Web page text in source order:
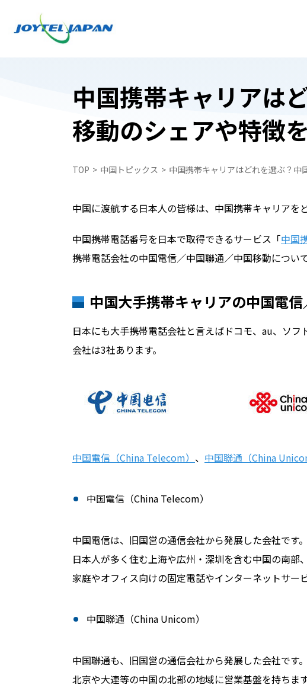
日本でお受け取り
WiFiレンタルプラン受取・返却
中国スマートフォンレンタル・中国どこでも
中国携帯電話番号SIM
申込フォーム
日本でお受け取り
中国携帯電話番号SIM
ペイ
中国携帯キャリアは
移動のシェアや特徴
TOP 中国トピックス 中国携帯キャリアはどれを選ぶ？
中国に渡航する日本人の皆様は、中国携帯キャリアを
中国携帯電話番号を日本で取得できるサービス「中国
携帯電話会社の中国電信／中国聯通／中国移動につい
中国大手携帯キャリアの中国電
日本にも大手携帯電話会社と言えばドコモ、au、ソ
会社は3社あります。
中国電信（China Telecom） 、 中国聯通（China
中国電信（China Telecom）
中国電信は、旧国営の通信会社から発展した会社です
日本人が多く住む上海や広州・深圳を含む中国の南部
家庭やオフィス向けの固定電話やインターネットサー
中国聯通（China Unicom）
中国聯通も、旧国営の通信会社から発展した会社です。
北京や大連等の中国の北部の地域に営業基盤を持ちます